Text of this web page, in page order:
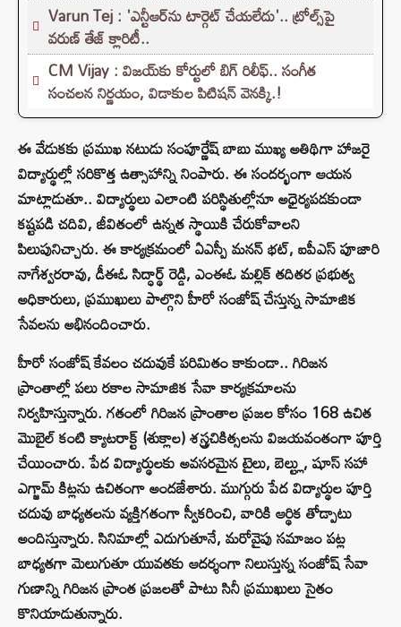
Varun Tej : 'ఎన్టీఆర్‌ను టార్గెట్ చేయలేదు'.. ట్రోల్స్‌పై
వరుణ్ తేజ్ క్లారిటీ..
CM Vijay : విజయ్‌కు కోర్టులో బిగ్ రిలీఫ్.. సంగీత
సంచలన నిర్ణయం, విడాకుల పిటిషన్ వెనక్కి.!
ఈ వేడుకకు ప్రముఖ నటుడు సంపూర్ణేష్ బాబు ముఖ్య అతిథిగా హాజరై
విద్యార్థుల్లో సరికొత్త ఉత్సాహాన్ని నింపారు. ఈ సందర్భంగా ఆయన
మాట్లాడుతూ.. విద్యార్థులు ఎలాంటి పరిస్థితుల్లోనూ అధైర్యపడకుండా
కష్టపడి చదివి, జీవితంలో ఉన్నత స్థాయికి చేరుకోవాలని
పిలుపునిచ్చారు. ఈ కార్యక్రమంలో ఏఎస్పీ మనన్ భట్, ఐపీఎస్ పూజారి
నాగేశ్వరరావు, డీఈఓ సిద్ధార్థ్ రెడ్డి, ఎంఈఓ మల్లిక్ తదితర ప్రభుత్వ
అధికారులు, ప్రముఖులు పాల్గొని హీరో సంజోష్ చేస్తున్న సామాజిక
సేవలను అభినందించారు.
హీరో సంజోష్ కేవలం చదువుకే పరిమితం కాకుండా.. గిరిజన
ప్రాంతాల్లో పలు రకాల సామాజిక సేవా కార్యక్రమాలను
నిర్వహిస్తున్నారు. గతంలో గిరిజన ప్రాంతాల ప్రజల కోసం 168 ఉచిత
మొబైల్ కంటి క్యాటరాక్ట్ (శుక్లాల) శస్త్రచికిత్సలను విజయవంతంగా పూర్తి
చేయించారు. పేద విద్యార్థులకు అవసరమైన టైలు, బెల్ట్లు, షూస్ సహా
ఎగ్జామ్ కిట్లను ఉచితంగా అందజేశారు. ముగ్గురు పేద విద్యార్థుల పూర్తి
చదువు బాధ్యతలను వ్యక్తిగతంగా స్వీకరించి, వారికి ఆర్థిక తోడ్పాటు
అందిస్తున్నారు. సినిమాల్లో ఎదుగుతూనే, మరోవైపు సమాజం పట్ల
బాధ్యతగా మెలుగుతూ యువతకు ఆదర్శంగా నిలుస్తున్న సంజోష్ సేవా
గుణాన్ని గిరిజన ప్రాంత ప్రజలతో పాటు సినీ ప్రముఖులు సైతం
కొనియాడుతున్నారు.